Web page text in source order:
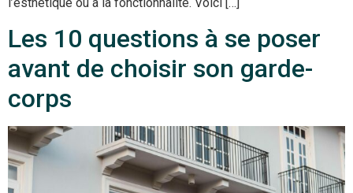
Les 10 questions à se poser
avant de choisir son garde-
corps